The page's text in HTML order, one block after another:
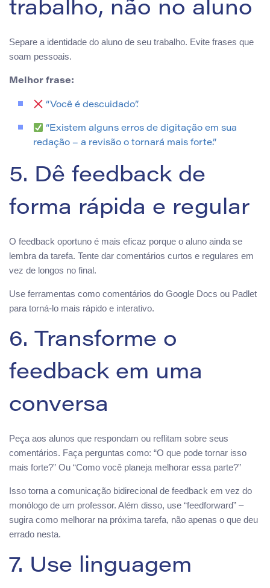
trabalho, não no aluno
Separe a identidade do aluno de seu trabalho. Evite frases que
soam pessoais.
Melhor frase:
“Você é descuidado”.
“Existem alguns erros de digitação em sua
redação – a revisão o tornará mais forte.”
5. Dê feedback de
forma rápida e regular
O feedback oportuno é mais eficaz porque o aluno ainda se
lembra da tarefa. Tente dar comentários curtos e regulares em
vez de longos no final.
Use ferramentas como comentários do Google Docs ou Padlet
para torná-lo mais rápido e interativo.
6. Transforme o
feedback em uma
conversa
Peça aos alunos que respondam ou reflitam sobre seus
comentários. Faça perguntas como: “O que pode tornar isso
mais forte?” Ou “Como você planeja melhorar essa parte?”
Isso torna a comunicação bidirecional de feedback em vez do
monólogo de um professor. Além disso, use “feedforward” –
sugira como melhorar na próxima tarefa, não apenas o que deu
errado nesta.
7. Use linguagem